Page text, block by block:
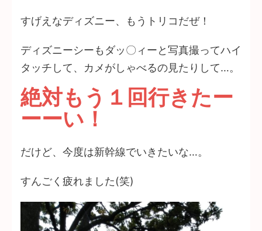
すげえなディズニー、もうトリコだぜ！
ディズニーシーもダッ〇ィーと写真撮ってハイ
タッチして、カメがしゃべるの見たりして…。
絶対もう１回行きたー
ーーい！
だけど、今度は新幹線でいきたいな…。
すんごく疲れました(笑)